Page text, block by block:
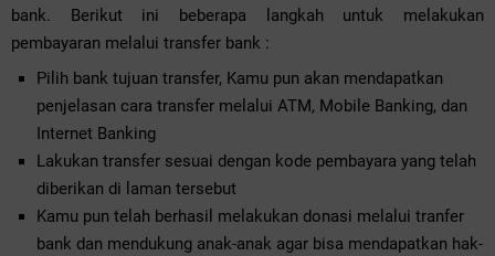
bank. Berikut ini beberapa langkah untuk melakukan
pembayaran melalui transfer bank :
Pilih bank tujuan transfer, Kamu pun akan mendapatkan
penjelasan cara transfer melalui ATM, Mobile Banking, dan
Internet Banking
Lakukan transfer sesuai dengan kode pembayara yang telah
diberikan di laman tersebut
Kamu pun telah berhasil melakukan donasi melalui tranfer
bank dan mendukung anak-anak agar bisa mendapatkan hak-